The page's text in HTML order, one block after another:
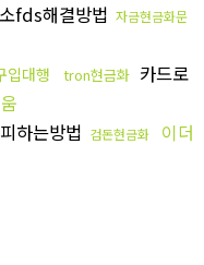
fds해결방법 자금현금화문
입대행 tron현금화 카드로
하는방법 검돈현금화
이더